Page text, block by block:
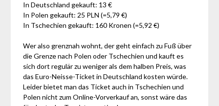
In Deutschland gekauft: 13 €
In Polen gekauft: 25 PLN (=5,79 €)
In Tschechien gekauft: 160 Kronen (=5,92 €)
Wer also grenznah wohnt, der geht einfach zu Fuß über
die Grenze nach Polen oder Tschechien und kauft es
sich dort regulär zu weniger als dem halben Preis, was
das Euro-Neisse-Ticket in Deutschland kosten würde.
Leider bietet man das Ticket auch in Tschechien und
Polen nicht zum Online-Vorverkauf an, sonst wäre das